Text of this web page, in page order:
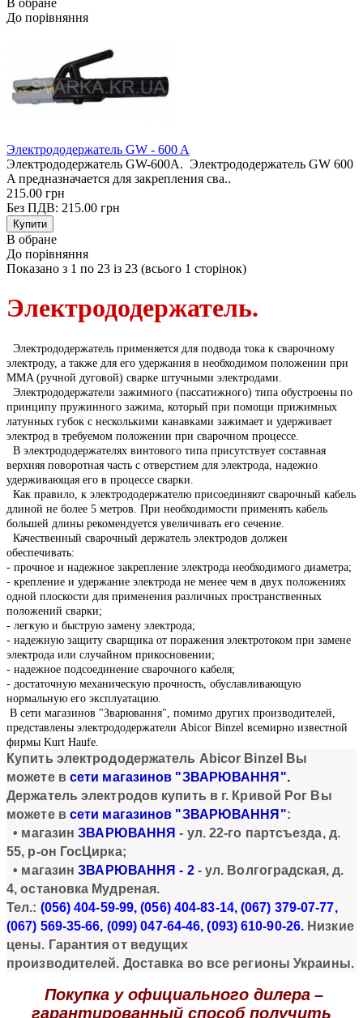
До порівняння
Электрододержатель GW - 600 A
Электрододержатель GW-600A. Электрододержатель GW 600
A предназначается для закрепления сва..
215.00 грн
Без ПДВ: 215.00 грн
В обране
До порівняння
Показано з 1 по 23 із 23 (всього 1 сторінок)
Электрододержатель.
Электрододержатель применяется для подвода тока к сварочному
электроду, а также для его удержания в необходимом положении при
MMA (ручной дуговой) сварке штучными электродами.
Электрододержатели зажимного (пассатижного) типа обустроены по
принципу пружинного зажима, который при помощи прижимных
латунных губок с несколькими канавками зажимает и удерживает
электрод в требуемом положении при сварочном процессе.
В электрододержателях винтового типа присутствует составная
верхняя поворотная часть с отверстием для электрода, надежно
удерживающая его в процессе сварки.
Как правило, к электрододержателю присоединяют сварочный кабель
длиной не более 5 метров. При необходимости применять кабель
большей длины рекомендуется увеличивать его сечение.
Качественный сварочный держатель электродов должен
обеспечивать:
- прочное и надежное закрепление электрода необходимого диаметра;
- крепление и удержание электрода не менее чем в двух положениях
одной плоскости для применения различных пространственных
положений сварки;
- легкую и быструю замену электрода;
- надежную защиту сварщика от поражения электротоком при замене
электрода или случайном прикосновении;
- надежное подсоединение сварочного кабеля;
- достаточную механическую прочность, обуславливающую
нормальную его эксплуатацию.
В сети магазинов "Зварювання", помимо других производителей,
представлены электрододержатели Abicor Binzel всемирно известной
фирмы Kurt Haufe.
Купить электрододержатель Abicor Binzel
Вы
можете в сети магазинов "ЗВАРЮВАННЯ".
Держатель электродов купить в г. Кривой Рог Вы
можете в сети магазинов "ЗВАРЮВАННЯ":
• магазинЗВАРЮВАННЯ - ул. 22-го партсъезда, д.
55, р-он ГосЦирка;
• магазинЗВАРЮВАННЯ - 2- ул. Волгоградская, д.
4, остановка Мудреная.
Тел.: (056) 404-59-99, (056) 404-83-14, (067) 379-07-77,
(067) 569-35-66, (099) 047-64-46, (093) 610-90-26. Низкие
цены. Гарантия от ведущих
производителей. Доставка во все регионы Украины.
Покупка у официального дилера –
гарантированный способ получить